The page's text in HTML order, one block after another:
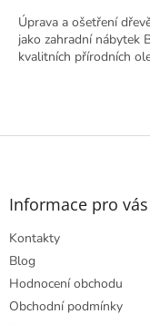
Úprava a ošetření
jako zahradní nábytek
kvalitních přírodních
Z
Informace pro vás
Kontakty
Blog
Hodnocení obchodu
Obchodní podmínky